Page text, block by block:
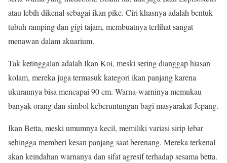
atau lebih dikenal sebagai ikan pike. Ciri khasnya adalah bentuk
tubuh ramping dan gigi tajam, membuatnya terlihat sangat
menawan dalam akuarium.
Tak ketinggalan adalah Ikan Koi, meski sering dianggap hiasan
kolam, mereka juga termasuk kategori ikan panjang karena
ukurannya bisa mencapai 90 cm. Warna-warninya memukau
banyak orang dan simbol keberuntungan bagi masyarakat Jepang.
Ikan Betta, meski umumnya kecil, memiliki variasi sirip lebar
sehingga memberi kesan panjang saat berenang. Mereka terkenal
akan keindahan warnanya dan sifat agresif terhadap sesama betta.